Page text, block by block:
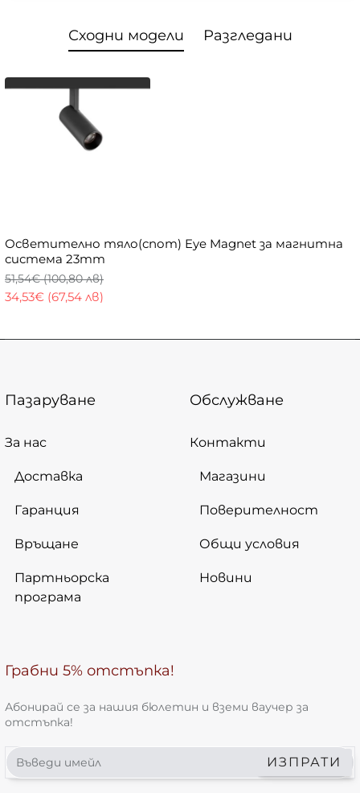
Сходни модели Разгледани
Осветително тяло(спот) Eye Magnet за магнитна
система 23mm
34,53€ (67,54 лв)
51,54€ (100,80 лв)
Пазаруване
За нас
Доставка
Гаранция
Връщане
Партньорска
програма
Обслужване
Контакти
Магазини
Поверителност
Общи условия
Новини
Грабни 5% отстъпка!
Абонирай се за нашия бюлетин и вземи ваучер за
отстъпка!
Въведи
имейл
ИЗПРАТИ